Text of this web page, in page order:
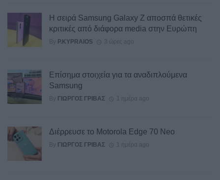
Η σειρά Samsung Galaxy Z αποσπά θετικές
κριτικές από διάφορα media στην Ευρώπη
By P.KYPRAIOS 3 ώρες ago
Επίσημα στοιχεία για τα αναδιπλούμενα
Samsung
By ΓΙΏΡΓΟΣ ΓΡΊΒΑΣ 1 ημέρα ago
Διέρρευσε το Motorola Edge 70 Neo
By ΓΙΏΡΓΟΣ ΓΡΊΒΑΣ 1 ημέρα ago